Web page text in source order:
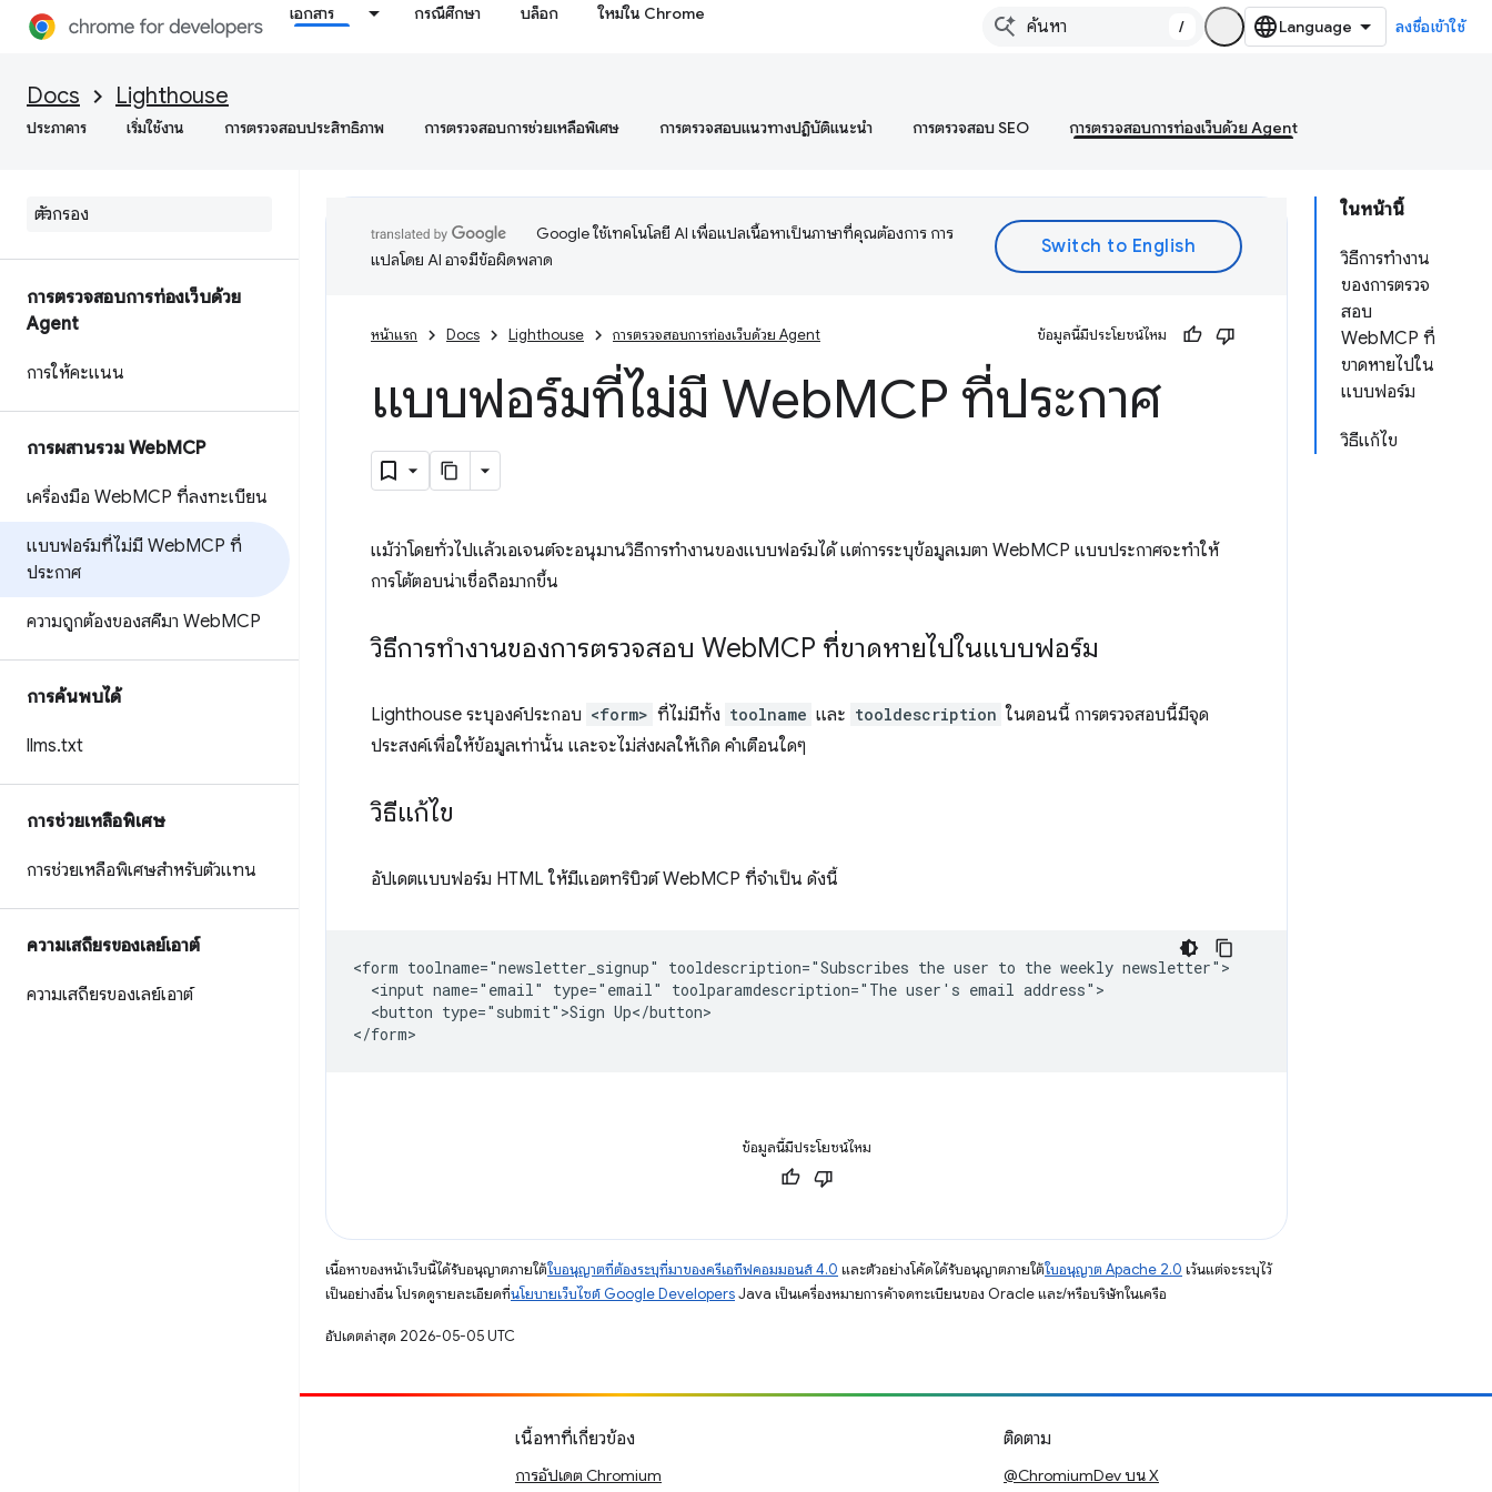
เอกสาร กรณีศึกษา บล็อก ใหม่ใน Chrome
/ ลงชื่อเข้าใช้
Docs Lighthouse
ประภาคาร เริ่มใช้งาน การตรวจสอบประสิทธิภาพ การตรวจสอบการช่วยเหลือพิเศษ การตรวจสอบแนวทางปฏิบัติแนะนำ การตรวจสอบ SEO การตรวจสอบการท่องเว็บด้วย Agent
การตรวจสอบการท่องเว็บด้วย
Agent
การให้คะแนน
การผสานรวม WebMCP
เครื่องมือ WebMCP ที่ลงทะเบียน
แบบฟอร์มที่ไม่มี WebMCP ที่
ประกาศ
ความถูกต้องของสคีมา WebMCP
การค้นพบได้
llms.txt
การช่วยเหลือพิเศษ
การช่วยเหลือพิเศษสำหรับตัวแทน
ความเสถียรของเลย์เอาต์
ความเสถียรของเลย์เอาต์
ในหน้านี้
วิธีการทำงาน
ของการตรวจ
สอบ
WebMCP ที่
ขาดหายไปใน
แบบฟอร์ม
วิธีแก้ไข
Google ใช้เทคโนโลยี AI เพื่อแปลเนื้อหาเป็นภาษาที่คุณต้องการ การ
แปลโดย AI อาจมีข้อผิดพลาด
หน้าแรก Docs Lighthouse การตรวจสอบการท่องเว็บด้วย Agent ข้อมูลนี้มีประโยชน์ไหม
แบบฟอร์มที่ไม่มี WebMCP ที่ประกาศ
แม้ว่าโดยทั่วไปแล้วเอเจนต์จะอนุมานวิธีการทำงานของแบบฟอร์มได้ แต่การระบุข้อมูลเมตา WebMCP แบบประกาศจะทำให้
การโต้ตอบน่าเชื่อถือมากขึ้น
วิธีการทำงานของการตรวจสอบ WebMCP ที่ขาดหายไปในแบบฟอร์ม
Lighthouse ระบุองค์ประกอบ <form> ที่ไม่มีทั้ง toolname และ tooldescription ในตอนนี้ การตรวจสอบนี้มีจุด
ประสงค์เพื่อให้ข้อมูลเท่านั้น และจะไม่ส่งผลให้เกิด คำเตือนใดๆ
วิธีแก้ไข
อัปเดตแบบฟอร์ม HTML ให้มีแอตทริบิวต์ WebMCP ที่จำเป็น ดังนี้
<form toolname="newsletter_signup" tooldescription="Subscribes the user to the weekly newsletter">
  <input name="email" type="email" toolparamdescription="The user's email address">
  <button type="submit">Sign Up</button>
ข้อมูลนี้มีประโยชน์ไหม
เนื้อหาของหน้าเว็บนี้ได้รับอนุญาตภายใต้ใบอนุญาตที่ต้องระบุที่มาของครีเอทีฟคอมมอนส์ 4.0 และตัวอย่างโค้ดได้รับอนุญาตภายใต้ใบอนุญาต Apache 2.0 เว้นแต่จะระบุไว้
เป็นอย่างอื่น โปรดดูรายละเอียดที่นโยบายเว็บไซต์ Google DevelopersJava เป็นเครื่องหมายการค้าจดทะเบียนของ Oracle และ/หรือบริษัทในเครือ
อัปเดตล่าสุด 2026-05-05 UTC
เนื้อหาที่เกี่ยวข้อง
การอัปเดต Chromium
ติดตาม
@ChromiumDev บน X